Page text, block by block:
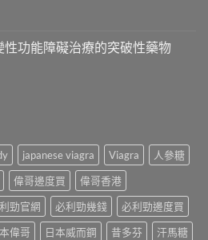
性功能障礙治療的突破性藥物
japanese viagra Viagra
人參糖
偉哥邊度買
偉哥香港
勁官網 必利勁幾錢
必利勁邊度買
偉哥 日本威而鋼 昔多芬
汗馬糖